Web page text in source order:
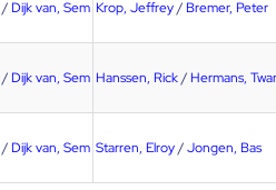
/ Dijk van, Sem Krop, Jeffrey/ Bremer, Peter
/ Dijk van, Sem Hanssen, Rick/ Hermans,
/ Dijk van, Sem Starren, Elroy/Jongen, Bas